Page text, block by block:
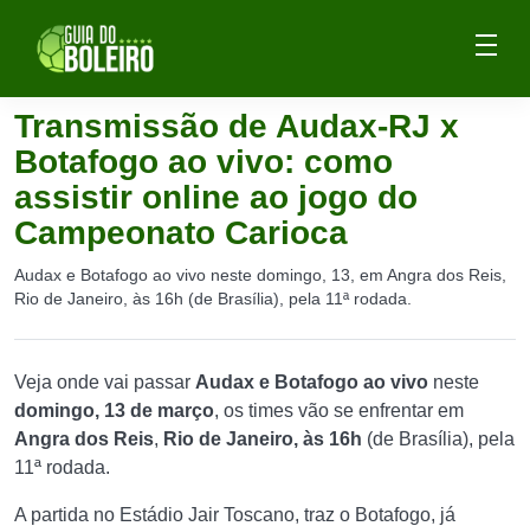
Transmissão de Audax-RJ x
Botafogo ao vivo: como
assistir online ao jogo do
Campeonato Carioca
Audax e Botafogo ao vivo neste domingo, 13, em Angra dos Reis,
Rio de Janeiro, às 16h (de Brasília), pela 11ª rodada.
Veja onde vai passar Audax e Botafogo ao vivo neste
domingo, 13 de março, os times vão se enfrentar em
Angra dos Reis, Rio de Janeiro, às 16h (de Brasília), pela
11ª rodada.
A partida no Estádio Jair Toscano, traz o Botafogo, já